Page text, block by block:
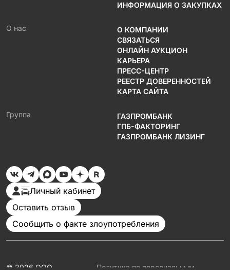
ИНФОРМАЦИЯ О ЗАКУПКАХ
О нас
О КОМПАНИИ
СВЯЗАТЬСЯ
ОНЛАЙН АУКЦИОН
КАРЬЕРА
ПРЕСС-ЦЕНТР
РЕЕСТР ДОВЕРЕННОСТЕЙ
КАРТА САЙТА
Группа
ГАЗПРОМБАНК
ГПБ-ФАКТОРИНГ
ГАЗПРОМБАНК ЛИЗИНГ
Личный кабинет
Оставить отзыв
Сообщить о факте злоупотребления
© 2026 ООО Политика по персональным